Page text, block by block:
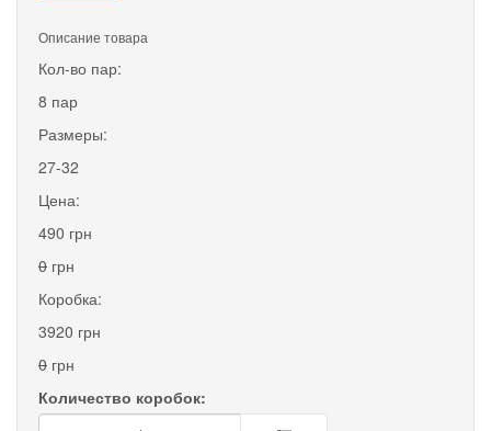
Описание товара
Кол-во пар:
8 пар
Размеры:
27-32
Цена:
490 грн
0 грн
Коробка:
3920 грн
0 грн
Количество коробок: